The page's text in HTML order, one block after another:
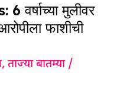
मुलीवर
फाशीची
,ताज्या बातम्या/